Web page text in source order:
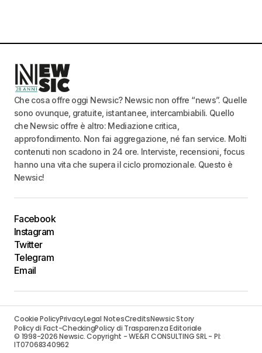
Che cosa offre oggi Newsic? Newsic non offre “news”. Quelle
sono ovunque, gratuite, istantanee, intercambiabili. Quello
che Newsic offre è altro: Mediazione critica,
approfondimento. Non fai aggregazione, né fan service. Molti
contenuti non scadono in 24 ore. Interviste, recensioni, focus
hanno una vita che supera il ciclo promozionale. Questo è
Newsic!
Facebook
Instagram
Twitter
Telegram
Email
Cookie PolicyPrivacyLegal NotesCreditsNewsic Story
Policy di Fact-CheckingPolicy di Trasparenza Editoriale
© 1998-2026 Newsic. Copyright - WE&FI CONSULTING SRL - PI:
IT07068340962